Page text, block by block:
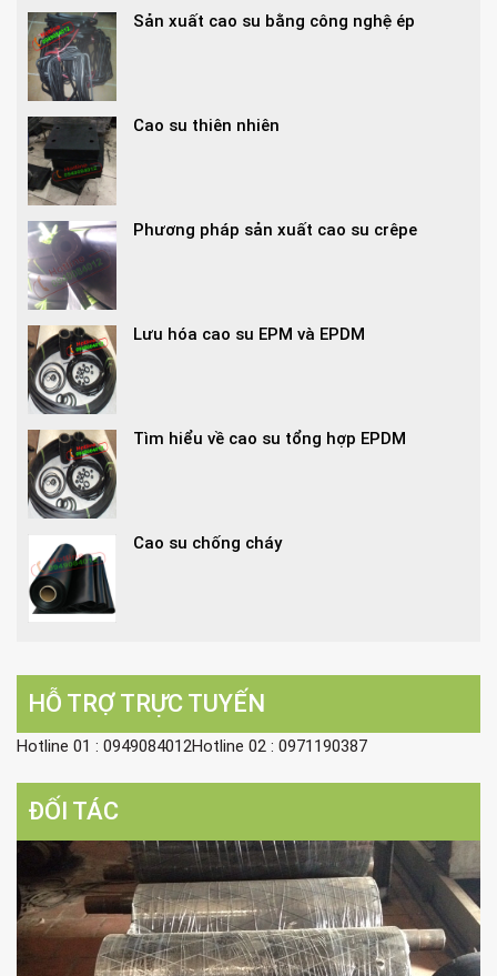
Sản xuất cao su bằng công nghệ ép
Cao su thiên nhiên
Phương pháp sản xuất cao su crêpe
Lưu hóa cao su EPM và EPDM
Tìm hiểu về cao su tổng hợp EPDM
Cao su chống cháy
HỖ TRỢ TRỰC TUYẾN
Hotline 01 : 0949084012Hotline 02 : 0971190387
ĐỐI TÁC